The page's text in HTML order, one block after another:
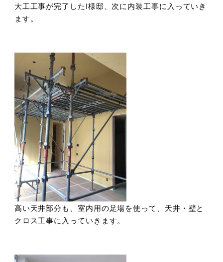
大工工事が完了したI様邸、次に内装工事に入っていき
ます。
高い天井部分も、室内用の足場を使って、天井・壁と
クロス工事に入っていきます。